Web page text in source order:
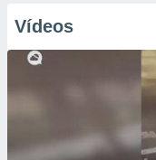
Vídeos